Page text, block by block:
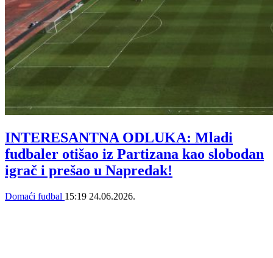
INTERESANTNA ODLUKA: Mladi
fudbaler otišao iz Partizana kao slobodan
igrač i prešao u Napredak!
Domaći fudbal 15:19 24.06.2026.